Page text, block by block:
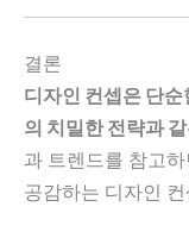
결론
디자인 컨셉은 단
의 치밀한 전략과
과 트렌드를 참고
공감하는 디자인